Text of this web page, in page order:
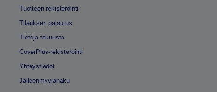
Tuotteen rekisteröinti
Tilauksen palautus
Tietoja takuusta
CoverPlus-rekisteröinti
Yhteystiedot
Jälleenmyyjähaku